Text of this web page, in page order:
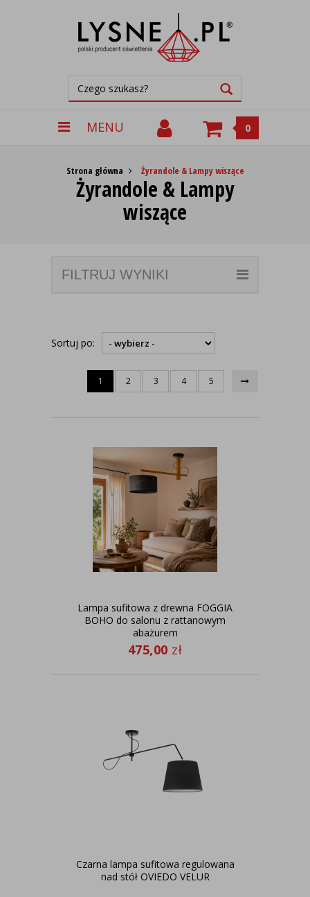
MENU 0
Strona główna Żyrandole & Lampy wiszące
Żyrandole & Lampy
wiszące
FILTRUJ WYNIKI
Sortuj po:
1 2 3 4 5
Lampa sufitowa z drewna FOGGIA
BOHO do salonu z rattanowym
abażurem
475,00 zł
Czarna lampa sufitowa regulowana
nad stół OVIEDO VELUR